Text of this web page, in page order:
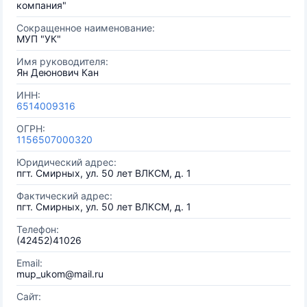
компания"
Сокращенное наименование:
МУП "УК"
Имя руководителя:
Ян Деюнович Кан
ИНН:
6514009316
ОГРН:
1156507000320
Юридический адрес:
пгт. Смирных, ул. 50 лет ВЛКСМ, д. 1
Фактический адрес:
пгт. Смирных, ул. 50 лет ВЛКСМ, д. 1
Телефон:
(42452)41026
Email:
mup_ukom@mail.ru
Сайт: